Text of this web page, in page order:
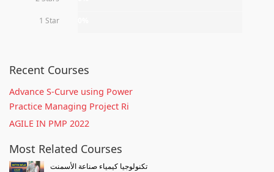
1 Star
Recent Courses
Advance S-Curve using Power
Practice Managing Project Ri
AGILE IN PMP 2022
Most Related Courses
تكنولوجيا كيمياء صناعة الأسمنت